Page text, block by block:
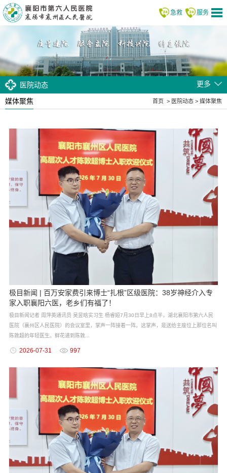
急救 服务
医院动态 更多
媒体聚焦 首页 > 医院动态 > 媒体聚焦
极目新闻 | 百万安家费引来博士“扎根”区级医院：38岁神经介入专
家入职襄阳六医，老乡们有福了！
极目新闻记者 周萍英通讯员 吴昱晗实习生 杨睿姮7月30日早上8点半，湖北襄阳市第六人民
医院（襄州区人民医院）的会议室里，掌声一阵接着一阵。这掌声，是送给主座位上那位名叫
陈敦超的年轻医生。鲜花递到陈敦...
2026-07-31 997